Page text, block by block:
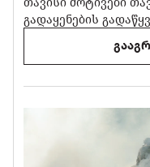
გადაყენების